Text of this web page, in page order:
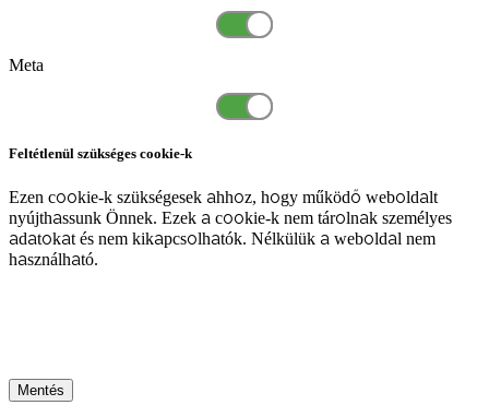
Meta
Feltétlenül szükséges cookie-k
Ezen cookie-k szükségesek ahhoz, hogy működő weboldalt
nyújthassunk Önnek. Ezek a cookie-k nem tárolnak személyes
adatokat és nem kikapcsolhatók. Nélkülük a weboldal nem
használható.
Mentés